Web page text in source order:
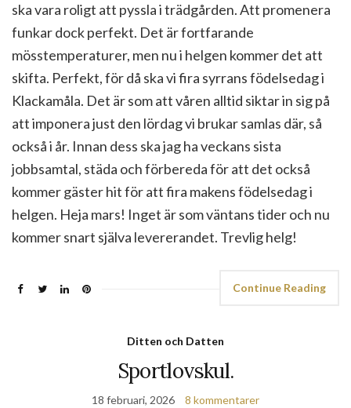
ska vara roligt att pyssla i trädgården. Att promenera
funkar dock perfekt. Det är fortfarande
mösstemperaturer, men nu i helgen kommer det att
skifta. Perfekt, för då ska vi fira syrrans födelsedag i
Klackamåla. Det är som att våren alltid siktar in sig på
att imponera just den lördag vi brukar samlas där, så
också i år. Innan dess ska jag ha veckans sista
jobbsamtal, städa och förbereda för att det också
kommer gäster hit för att fira makens födelsedag i
helgen. Heja mars! Inget är som väntans tider och nu
kommer snart själva levererandet. Trevlig helg!
Continue Reading
Ditten och Datten
Sportlovskul.
18 februari, 2026 8 kommentarer